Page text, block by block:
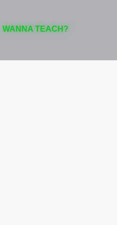
WANNA TEACH?